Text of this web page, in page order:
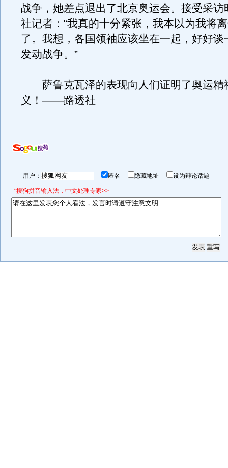
战争，她差点退出了北京奥运会。接受采访
社记者：“我真的十分紧张，我本以为我将
了。我想，各国领袖应该坐在一起，好好谈
发动战争。”
萨鲁克瓦泽的表现向人们证明了奥运精
义！——路透社
用户： 匿名 隐藏地址 设为辩论话题
*搜狗拼音输入法，中文处理专家>>